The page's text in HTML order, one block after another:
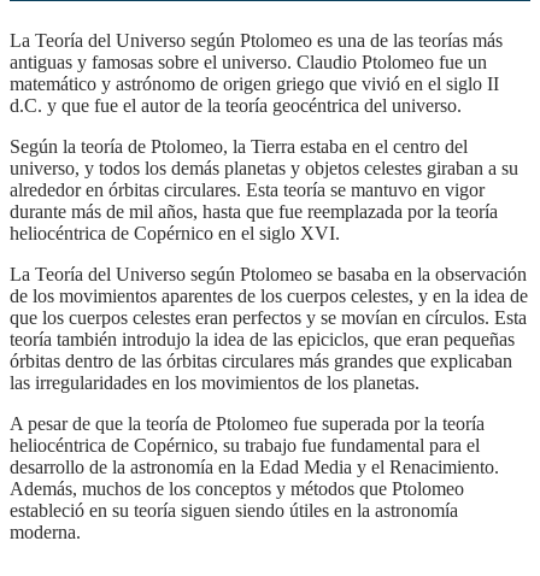
La Teoría del Universo según Ptolomeo es una de las teorías más
antiguas y famosas sobre el universo. Claudio Ptolomeo fue un
matemático y astrónomo de origen griego que vivió en el siglo II
d.C. y que fue el autor de la teoría geocéntrica del universo.
Según la teoría de Ptolomeo, la Tierra estaba en el centro del
universo, y todos los demás planetas y objetos celestes giraban a su
alrededor en órbitas circulares. Esta teoría se mantuvo en vigor
durante más de mil años, hasta que fue reemplazada por la teoría
heliocéntrica de Copérnico en el siglo XVI.
La Teoría del Universo según Ptolomeo se basaba en la observación
de los movimientos aparentes de los cuerpos celestes, y en la idea de
que los cuerpos celestes eran perfectos y se movían en círculos. Esta
teoría también introdujo la idea de las epiciclos, que eran pequeñas
órbitas dentro de las órbitas circulares más grandes que explicaban
las irregularidades en los movimientos de los planetas.
A pesar de que la teoría de Ptolomeo fue superada por la teoría
heliocéntrica de Copérnico, su trabajo fue fundamental para el
desarrollo de la astronomía en la Edad Media y el Renacimiento.
Además, muchos de los conceptos y métodos que Ptolomeo
estableció en su teoría siguen siendo útiles en la astronomía
moderna.